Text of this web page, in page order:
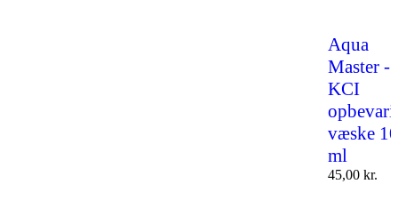
Aqua
Master -
KCI
væske
ml
45,00 kr.